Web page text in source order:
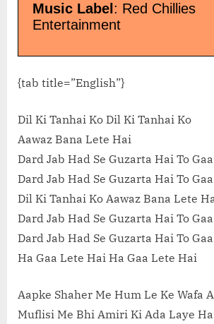
Music Label : Red Chillies
Entertainment
{tab title=”English”}
Dil Ki Tanhai Ko Dil Ki Tanhai Ko
Aawaz Bana Lete Hai
Dard Jab Had Se Guzarta Hai To
Dard Jab Had Se Guzarta Hai To
Dil Ki Tanhai Ko Aawaz Bana Lete
Dard Jab Had Se Guzarta Hai To
Dard Jab Had Se Guzarta Hai To
Ha Gaa Lete Hai Ha Gaa Lete Hai
Aapke Shaher Me Hum Le Ke Wafa
Muflisi Me Bhi Amiri Ki Ada Laye